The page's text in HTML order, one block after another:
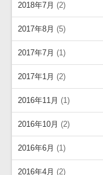
2018年7月 (2)
2017年8月 (5)
2017年7月 (1)
2017年1月 (2)
2016年11月 (1)
2016年10月 (2)
2016年6月 (1)
2016年4月 (2)